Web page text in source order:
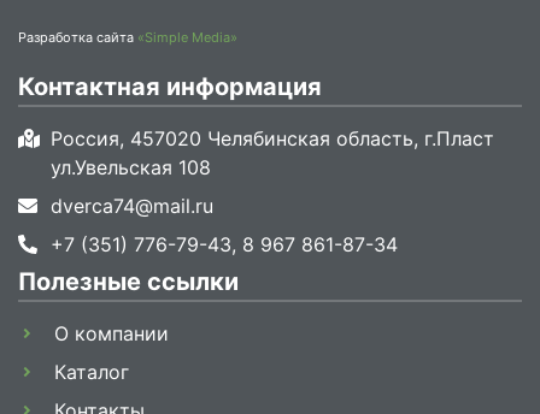
Разработка сайта «Simple Media»
Контактная информация
Россия, 457020 Челябинская область, г.Пласт
ул.Увельская 108
dverca74@mail.ru
+7 (351) 776-79-43, 8 967 861-87-34
Полезные ссылки
О компании
Каталог